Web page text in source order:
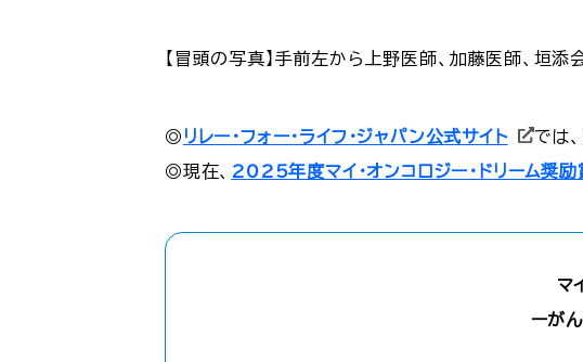
【冒頭の写真】手前左から上野医師、加藤医師、垣
◎ リレー・フォー・ライフ・ジャパン公式サイト
では
◎現在、
2025年度マイ・オンコロジー・ドリーム奨
マ
ーが